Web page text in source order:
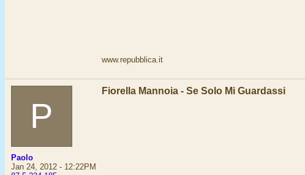
www.repubblica.it
P
Paolo
Jan 24, 2012 - 12:22PM
Fiorella Mannoia - Se Solo Mi Guardassi